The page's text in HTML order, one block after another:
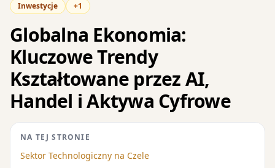
Inwestycje
+1
Globalna Ekonomia:
Kluczowe Trendy
Kształtowane przez AI,
Handel i Aktywa Cyfrowe
NA TEJ STRONIE
Sektor Technologiczny na Czele